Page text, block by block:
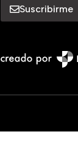
Suscribirme